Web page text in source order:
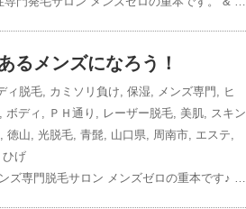
るメンズになろう！
ィ脱毛, カミソリ負け, 保湿, メンズ専門 , ヒ
, ボディ , ＰＨ通り , レーザー脱毛, 美肌, スキン
, 徳山, 光脱毛, 青髭, 山口県, 周南市, エステ,
ひげ
ズ専門脱毛サロン メンズゼロの重本です♪ …